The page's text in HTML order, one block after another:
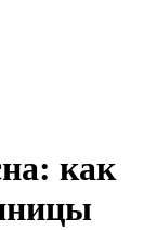
как